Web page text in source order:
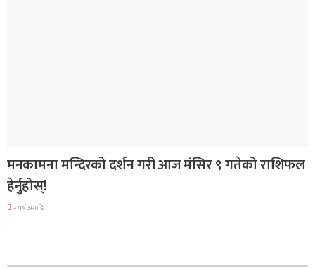
मनकामना मन्दिरको दर्शन गरी आज मंसिर ९ गतेको राशिफल
हेर्नुहोस्!
५ वर्ष अगाडि